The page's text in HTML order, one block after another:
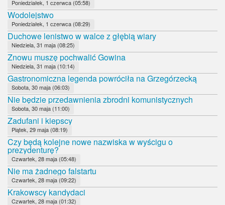
Poniedziałek, 1 czerwca (05:58)
Wodolejstwo
Poniedziałek, 1 czerwca (08:29)
Duchowe lenistwo w walce z głębią wiary
Niedziela, 31 maja (08:25)
Znowu muszę pochwalić Gowina
Niedziela, 31 maja (10:14)
Gastronomiczna legenda powróciła na Grzegórzecką
Sobota, 30 maja (06:03)
Nie będzie przedawnienia zbrodni komunistycznych
Sobota, 30 maja (11:00)
Zadufani i kiepscy
Piątek, 29 maja (08:19)
Czy będą kolejne nowe nazwiska w wyścigu o
prezydenturę?
Czwartek, 28 maja (05:48)
Nie ma żadnego falstartu
Czwartek, 28 maja (09:22)
Krakowscy kandydaci
Czwartek, 28 maja (01:32)